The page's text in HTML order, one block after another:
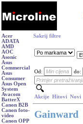
Acer
ADATA
AMD
AOC
Asonic
Asus
Commercial
Asus
Consumer
Asus Open
System
Avacom
BatterX
Canon B2B
Canon foto-
video
Canon OPP
Sakrij filtre
Od: do:
Akcije Hitovi Novi
Gainward